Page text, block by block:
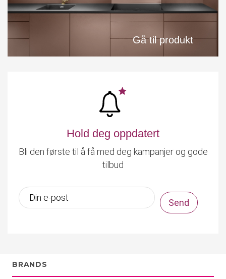
Gå til produkt
Hold deg oppdatert
Bli den første til å få med deg kampanjer og gode
tilbud
BRANDS